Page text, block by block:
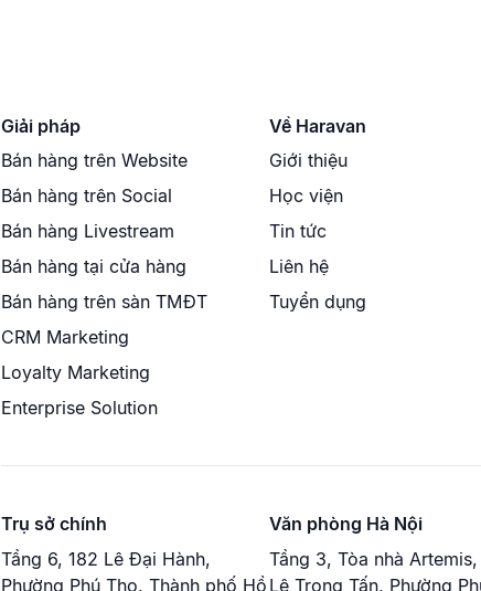
Giải pháp
Bán hàng trên Website
Bán hàng trên Social
Bán hàng Livestream
Bán hàng tại cửa hàng
Bán hàng trên sàn TMĐT
CRM Marketing
Loyalty Marketing
Enterprise Solution
Về Haravan
Giới thiệu
Học viện
Tin tức
Liên hệ
Tuyển dụng
Trụ sở chính
Tầng 6, 182 Lê Đại Hành,
Phường Phú Thọ, Thành phố Hồ
Văn phòng Hà Nội
Tầng 3, Tòa nhà
Lê Trọng Tấn, Phường